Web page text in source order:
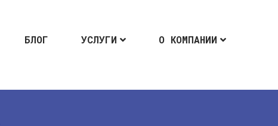
БЛОГ УСЛУГИ О КОМПАНИИ